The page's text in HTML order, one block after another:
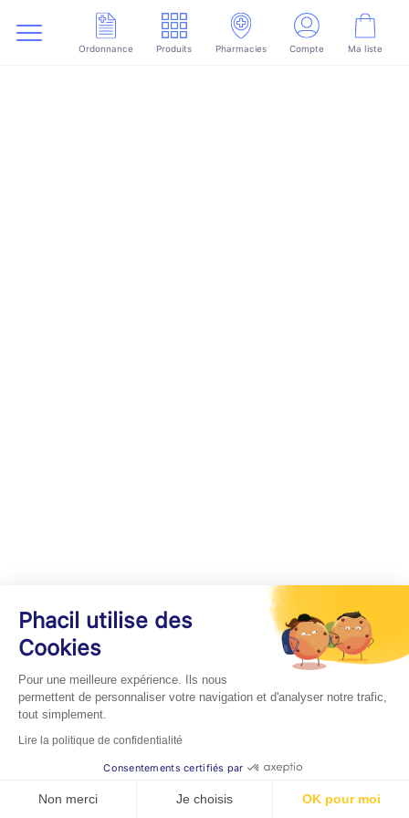
Ordonnance Produits Pharmacies Compte Ma liste
Phacil utilise des
Cookies
Pour une meilleure expérience. Ils nous
permettent de personnaliser votre navigation et d'analyser notre trafic,
tout simplement.
Lire la politique de confidentialité
Consentements certifiés par
Non merci Je choisis OK pour moi